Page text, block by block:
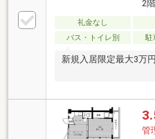
2
礼金なし
バス・トイレ別
駐
新規入居限定最大3万
管